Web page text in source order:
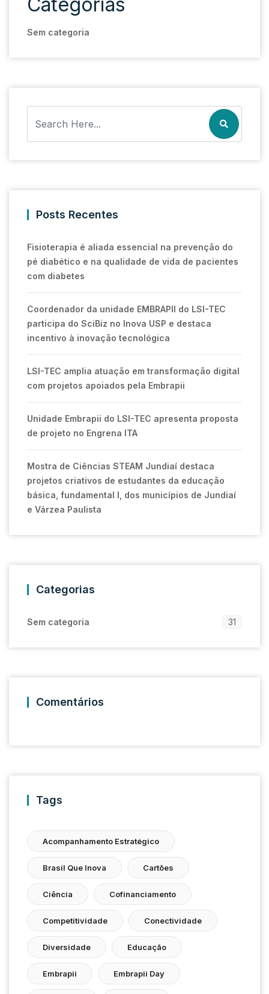
Sem categoria
Posts Recentes
Fisioterapia é aliada essencial na prevenção do
pé diabético e na qualidade de vida de pacientes
com diabetes
Coordenador da unidade EMBRAPII do LSI-TEC
participa do SciBiz no Inova USP e destaca
incentivo à inovação tecnológica
LSI-TEC amplia atuação em transformação digital
com projetos apoiados pela Embrapii
Unidade Embrapii do LSI-TEC apresenta proposta
de projeto no Engrena ITA
Mostra de Ciências STEAM Jundiaí destaca
projetos criativos de estudantes da educação
básica, fundamental I, dos municípios de Jundiaí
e Várzea Paulista
Categorias
Sem categoria 31
Comentários
Tags
Acompanhamento Estratégico
Brasil Que Inova Cartões
Ciência Cofinanciamento
Competitividade Conectividade
Diversidade Educação
Embrapii Embrapii Day